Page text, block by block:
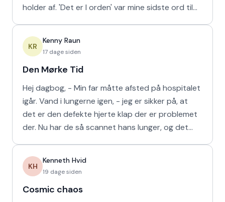
holder af. 'Det er I orden' var mine sidste ord til
KR
Kenny Raun
17 dage siden
Den Mørke Tid
Hej dagbog, - Min far måtte afsted på hospitalet
igår. Vand i lungerne igen, - jeg er sikker på, at
det er den defekte hjerte klap der er problemet
der. Nu har de så scannet hans lunger, og det
KH
Kenneth Hvid
19 dage siden
Cosmic chaos